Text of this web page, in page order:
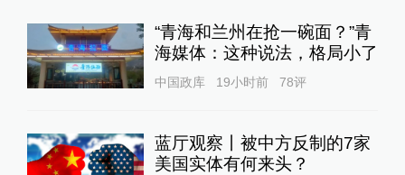
“青海和兰州在抢一碗面？”青
海媒体：这种说法，格局小了
中国政库 19小时前 78评
蓝厅观察丨被中方反制的7家
美国实体有何来头？